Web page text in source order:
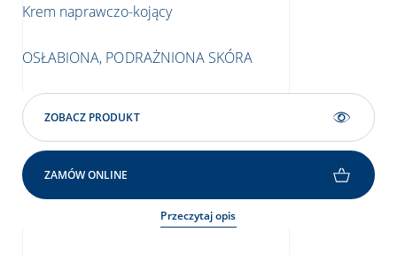
Krem naprawczo-kojący
OSŁABIONA, PODRAŻNIONA SKÓRA
ZOBACZ PRODUKT
ZAMÓW ONLINE
Przeczytaj opis